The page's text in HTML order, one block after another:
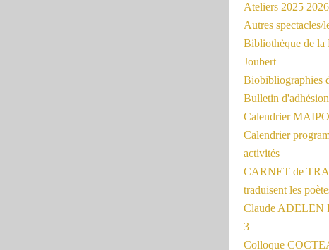
Ateliers 2025 2026
Autres spectacles/
Bibliothèque de la
Joubert
Biobibliographies
Bulletin d'adhésion
Calendrier MAIPO
Calendrier
activités
CARNET de
traduisent les
Claude ADELEN
3
Colloque